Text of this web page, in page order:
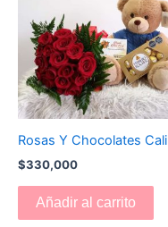
Rosas Y Chocolates Cali
$330,000
Añadir al carrito